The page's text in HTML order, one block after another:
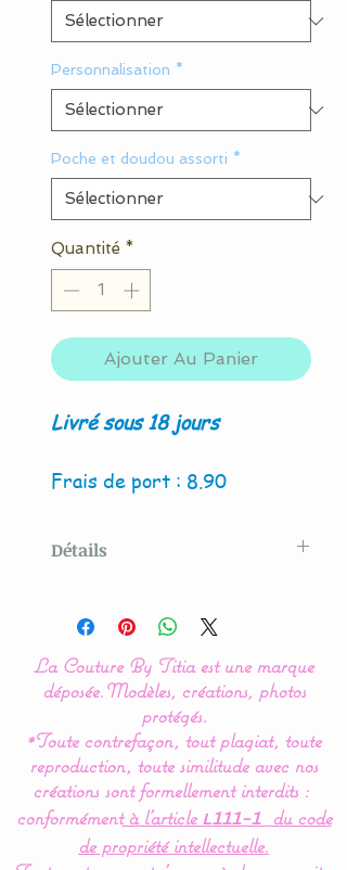
Personnalisation *
Poche et doudou assorti *
Quantité *
Ajouter Au Panier
Livré sous 18 jours
Frais de port : 8.90
Détails
Couture By Titia
Le tour de Lit est composé
de 3 coussins ( 60 x 45 cm)
: 1 pour la tête de lit et 2
autres pour les côtés.
Ce tour de lit Liberty
comporte une poche pour
La Couture By Titia est une marque
déposée.Modèles, créations, photos
protégés.
*Toute contrefaçon, tout plagiat, toute
reproduction, toute similitude avec nos
créations sont formellement interdits :
conformémentà l’article L111-1
du code
de propriété intellectuelle.